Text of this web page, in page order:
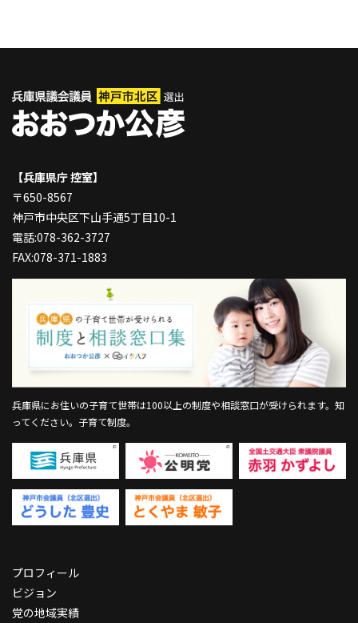
プロフィール
ビジョン
党の地域実績
【兵庫県庁 控室】
〒650-8567
神戸市中央区下山手通5丁目10-1
電話:078-362-3727
FAX:078-371-1883
兵庫県にお住いの子育て世帯は100以上の制度や相談窓口が受けられます。 知
ってください。子育て制度。